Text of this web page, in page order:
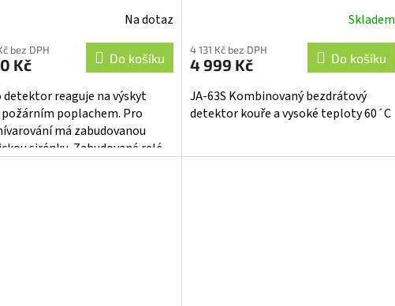
Na dotaz
bez DPH
Kč Do košíku
detektor reaguje na výskyt
poplachem. Pro
má zabudovanou
sirénku. Zabudované relé
produktu
je
4,1
z
Skladem
4 131 Kč bez DPH
4 999 Kč Do košíku
JA-63S Kombinovaný bezdrátový
detektor kouře a vysoké teploty 60´C